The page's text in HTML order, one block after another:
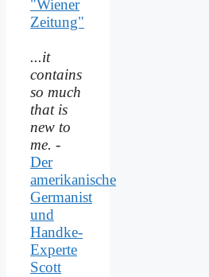
"Wiener
Zeitung"
...it
contains
so much
that is
new to
me. -
Der
amerikanische
Germanist
und
Handke-
Experte
Scott